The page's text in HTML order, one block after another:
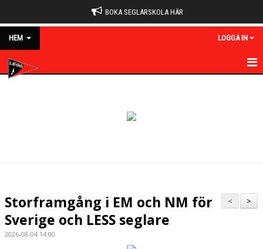
BOKA SEGLARSKOLA HÄR
HEM LOGGA IN
BILDGALLERI
DOKUMENT
>
<
Storframgång i EM och NM för
Sverige och LESS seglare
2026-08-04 14:00